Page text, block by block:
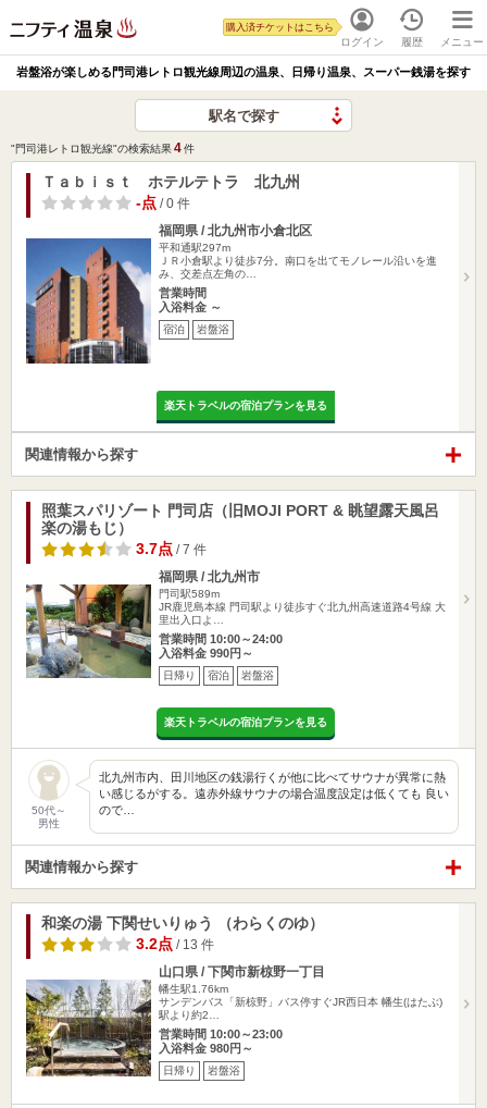
ログイン
購入済チケットはこちら
履歴 メニュー
岩盤浴が楽しめる門司港レトロ観光線周辺の温泉、日帰り温泉、スーパー銭湯を探す
駅名で探す
"門司港レトロ観光線"の検索結果4件
Ｔａｂｉｓｔ ホテルテトラ 北九州
-点 / 0 件
福岡県 / 北九州市小倉北区
平和通駅297m
ＪＲ小倉駅より徒歩7分。南口を出てモノレール沿いを進
み、交差点左角の…
営業時間
入浴料金 ～
宿泊 岩盤浴
楽天トラベルの宿泊プランを見る
関連情報から探す
照葉スパリゾート 門司店（旧MOJI PORT & 眺望露天風呂
楽の湯もじ）
3.7点 / 7 件
福岡県 / 北九州市
門司駅589m
JR鹿児島本線 門司駅より徒歩すぐ北九州高速道路4号線 大
里出入口よ…
営業時間 10:00～24:00
入浴料金 990円～
日帰り 宿泊 岩盤浴
楽天トラベルの宿泊プランを見る
50代～
男性
北九州市内、田川地区の銭湯行くが他に比べてサウナが異常に熱
い感じるがする。遠赤外線サウナの場合温度設定は低くても 良い
ので…
関連情報から探す
和楽の湯 下関せいりゅう （わらくのゆ）
3.2点 / 13 件
山口県 / 下関市新椋野一丁目
幡生駅1.76km
サンデンバス「新椋野」バス停すぐJR西日本 幡生(はたぶ)
駅より約2…
営業時間 10:00～23:00
入浴料金 980円～
日帰り 岩盤浴